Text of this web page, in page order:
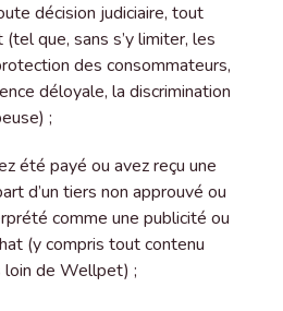
décision judiciaire, tout
que, sans s’y limiter, les
des consommateurs,
déloyale, la discrimination
;
été payé ou avez reçu une
d’un tiers non approuvé ou
comme une publicité ou
(y compris tout contenu
loin de Wellpet) ;